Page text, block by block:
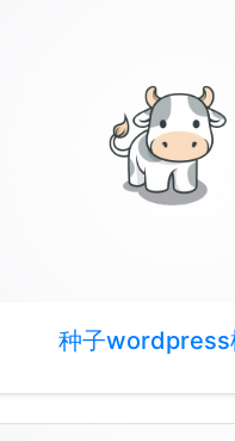
种子wordpress